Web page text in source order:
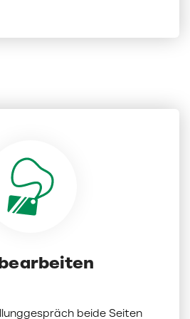
beide Seiten